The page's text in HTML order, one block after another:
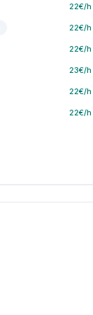
22€/h
22€/h
22€/h
23€/h
22€/h
22€/h